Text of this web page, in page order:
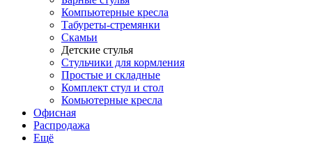
Компьютерные кресла
Табуреты-стремянки
Скамьи
Детские стулья
Стульчики для кормления
Простые и складные
Комплект стул и стол
Комьютерные кресла
Офисная
Распродажа
Eщё